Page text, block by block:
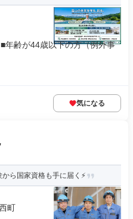
年齢が44歳以下の方（例外事
気になる
ら国家資格も手に届く⚡
町